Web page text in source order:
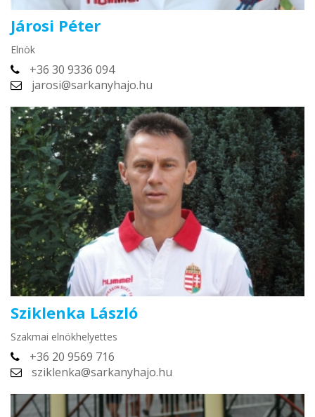
Járosi Péter
Elnök
+36 30 9336 094
jarosi@sarkanyhajo.hu
Sziklenka László
Szakmai elnökhelyettes
+36 20 9569 716
sziklenka@sarkanyhajo.hu